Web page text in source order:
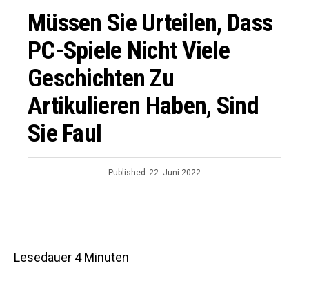
Müssen Sie Urteilen, Dass
PC-Spiele Nicht Viele
Geschichten Zu
Artikulieren Haben, Sind
Sie Faul
Published 22. Juni 2022
Lesedauer 4 Minuten